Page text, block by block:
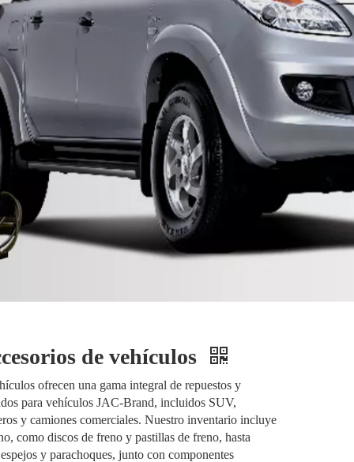
de vehículos
ofrecen una gama integral de repuestos y
para vehículos JAC-Brand, incluidos SUV,
y camiones comerciales. Nuestro inventario incluye
como discos de freno y pastillas de freno, hasta
y parachoques, junto con componentes